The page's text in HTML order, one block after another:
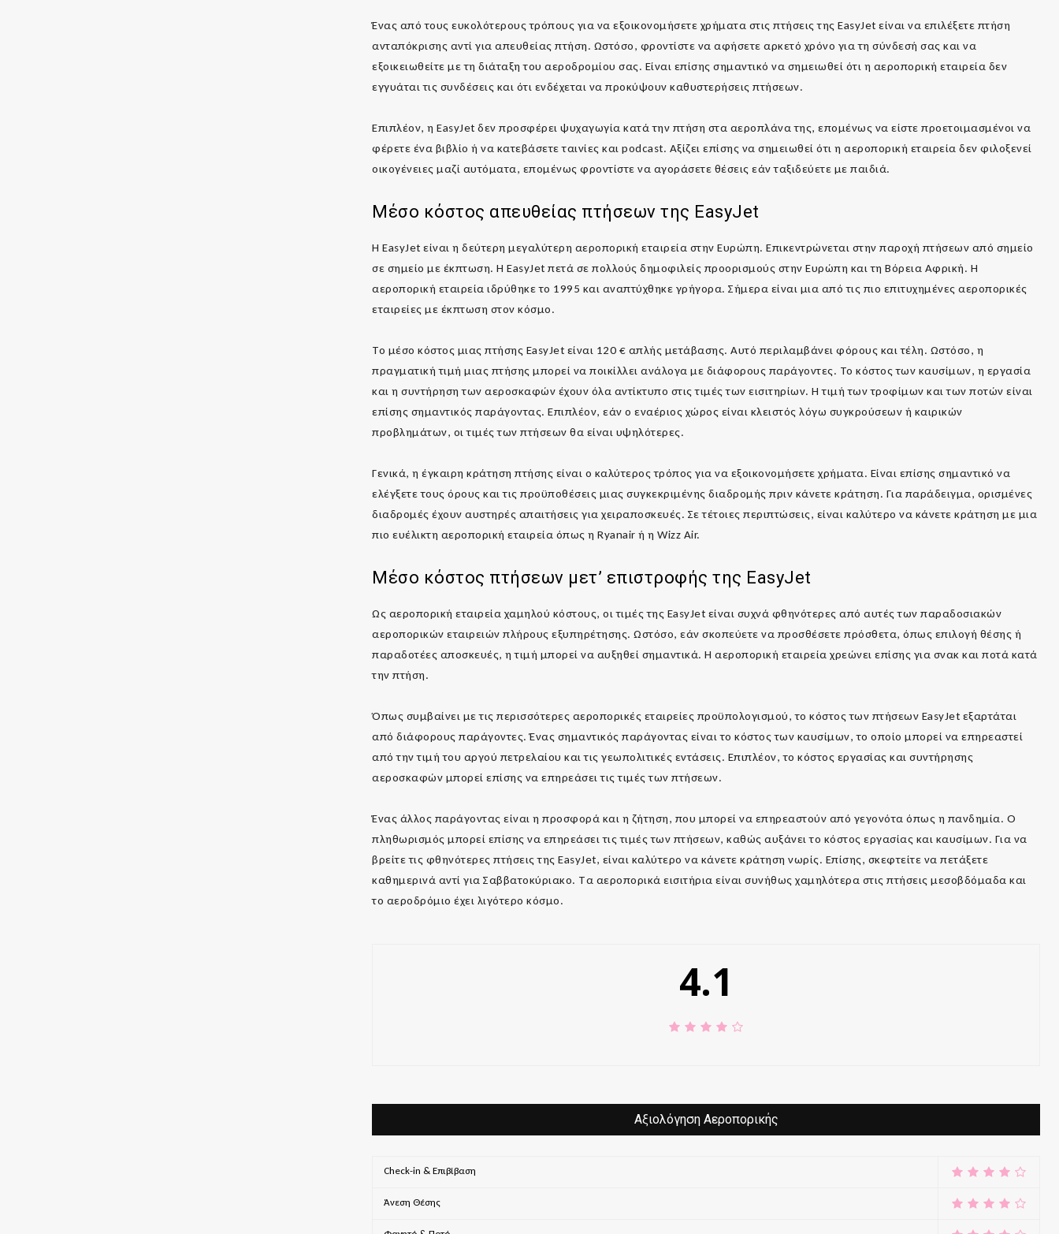
Ένας από τους ευκολότερους τρόπους για να εξοικονομήσετε χρήματα στις πτήσεις της EasyJet είναι να επιλέξετε πτήση
ανταπόκρισης αντί για απευθείας πτήση. Ωστόσο, φροντίστε να αφήσετε αρκετό χρόνο για τη σύνδεσή σας και να
εξοικειωθείτε με τη διάταξη του αεροδρομίου σας. Είναι επίσης σημαντικό να σημειωθεί ότι η αεροπορική εταιρεία δεν
εγγυάται τις συνδέσεις και ότι ενδέχεται να προκύψουν καθυστερήσεις πτήσεων.
Επιπλέον, η EasyJet δεν προσφέρει ψυχαγωγία κατά την πτήση στα αεροπλάνα της, επομένως να είστε προετοιμασμένοι να
φέρετε ένα βιβλίο ή να κατεβάσετε ταινίες και podcast. Αξίζει επίσης να σημειωθεί ότι η αεροπορική εταιρεία δεν φιλοξενεί
οικογένειες μαζί αυτόματα, επομένως φροντίστε να αγοράσετε θέσεις εάν ταξιδεύετε με παιδιά.
Μέσο κόστος απευθείας πτήσεων της EasyJet
Η EasyJet είναι η δεύτερη μεγαλύτερη αεροπορική εταιρεία στην Ευρώπη. Επικεντρώνεται στην παροχή πτήσεων από σημείο
σε σημείο με έκπτωση. Η EasyJet πετά σε πολλούς δημοφιλείς προορισμούς στην Ευρώπη και τη Βόρεια Αφρική. Η
αεροπορική εταιρεία ιδρύθηκε το 1995 και αναπτύχθηκε γρήγορα. Σήμερα είναι μια από τις πιο επιτυχημένες αεροπορικές
εταιρείες με έκπτωση στον κόσμο.
Το μέσο κόστος μιας πτήσης EasyJet είναι 120 € απλής μετάβασης. Αυτό περιλαμβάνει φόρους και τέλη. Ωστόσο, η
πραγματική τιμή μιας πτήσης μπορεί να ποικίλλει ανάλογα με διάφορους παράγοντες. Το κόστος των καυσίμων, η εργασία
και η συντήρηση των αεροσκαφών έχουν όλα αντίκτυπο στις τιμές των εισιτηρίων. Η τιμή των τροφίμων και των ποτών είναι
επίσης σημαντικός παράγοντας. Επιπλέον, εάν ο εναέριος χώρος είναι κλειστός λόγω συγκρούσεων ή καιρικών
προβλημάτων, οι τιμές των πτήσεων θα είναι υψηλότερες.
Γενικά, η έγκαιρη κράτηση πτήσης είναι ο καλύτερος τρόπος για να εξοικονομήσετε χρήματα. Είναι επίσης σημαντικό να
ελέγξετε τους όρους και τις προϋποθέσεις μιας συγκεκριμένης διαδρομής πριν κάνετε κράτηση. Για παράδειγμα, ορισμένες
διαδρομές έχουν αυστηρές απαιτήσεις για χειραποσκευές. Σε τέτοιες περιπτώσεις, είναι καλύτερο να κάνετε κράτηση με μια
πιο ευέλικτη αεροπορική εταιρεία όπως η Ryanair ή η Wizz Air.
Μέσο κόστος πτήσεων μετ’ επιστροφής της EasyJet
Ως αεροπορική εταιρεία χαμηλού κόστους, οι τιμές της EasyJet είναι συχνά φθηνότερες από αυτές των παραδοσιακών
αεροπορικών εταιρειών πλήρους εξυπηρέτησης. Ωστόσο, εάν σκοπεύετε να προσθέσετε πρόσθετα, όπως επιλογή θέσης ή
παραδοτέες αποσκευές, η τιμή μπορεί να αυξηθεί σημαντικά. Η αεροπορική εταιρεία χρεώνει επίσης για σνακ και ποτά κατά
την πτήση.
Όπως συμβαίνει με τις περισσότερες αεροπορικές εταιρείες προϋπολογισμού, το κόστος των πτήσεων EasyJet εξαρτάται
από διάφορους παράγοντες. Ένας σημαντικός παράγοντας είναι το κόστος των καυσίμων, το οποίο μπορεί να επηρεαστεί
από την τιμή του αργού πετρελαίου και τις γεωπολιτικές εντάσεις. Επιπλέον, το κόστος εργασίας και συντήρησης
αεροσκαφών μπορεί επίσης να επηρεάσει τις τιμές των πτήσεων.
Ένας άλλος παράγοντας είναι η προσφορά και η ζήτηση, που μπορεί να επηρεαστούν από γεγονότα όπως η πανδημία. Ο
πληθωρισμός μπορεί επίσης να επηρεάσει τις τιμές των πτήσεων, καθώς αυξάνει το κόστος εργασίας και καυσίμων. Για να
βρείτε τις φθηνότερες πτήσεις της EasyJet, είναι καλύτερο να κάνετε κράτηση νωρίς. Επίσης, σκεφτείτε να πετάξετε
καθημερινά αντί για Σαββατοκύριακο. Τα αεροπορικά εισιτήρια είναι συνήθως χαμηλότερα στις πτήσεις μεσοβδόμαδα και
το αεροδρόμιο έχει λιγότερο κόσμο.
4.1
Αξιολόγηση Αεροπορικής
Check-in & Επιβίβαση
Άνεση Θέσης